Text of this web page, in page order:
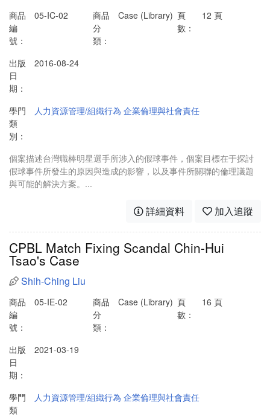
商品
編
號：
05-IC-02
商品
分
類：
Case (Library) 頁
數：
12 頁
出版
日
期：
2016-08-24
學門
類
別：
人力資源管理/組織行為 企業倫理與社會責任
個案描述台灣職棒明星選手所涉入的假球事件，個案目標在于探討
假球事件所發生的原因與造成的影響，以及事件所關聯的倫理議題
與可能的解決方案。...
詳細資料 加入追蹤
CPBL Match Fixing Scandal Chin-Hui
Tsao's Case
Shih-Ching Liu
商品
編
號：
05-IE-02
商品
分
類：
Case (Library) 頁
數：
16 頁
出版
日
期：
2021-03-19
學門
類
人力資源管理/組織行為 企業倫理與社會責任